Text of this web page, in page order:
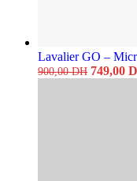
Lavalier GO –
900,00DH Le
749,00